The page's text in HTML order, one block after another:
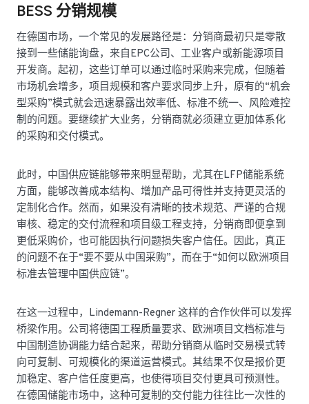
BESS 分销规模
在德国市场，一个常见的发展路径是：分销商最初只是零散
接到一些储能询盘，来自EPC公司、工业客户或新能源项目
开发商。起初，这些订单可以通过临时采购来完成，但随着
市场机会增多，项目规模和客户要求同步上升，原有的“机会
型采购”模式就会迅速暴露出效率低、标准不统一、风险难控
制的问题。要继续扩大业务，分销商就必须建立更加体系化
的采购和交付模式。
此时，中国供应链能够带来明显帮助，尤其在LFP储能系统
方面，能够改善成本结构、增加产品可得性并支持更灵活的
定制化合作。然而，如果没有清晰的技术规范、严谨的合规
审核、稳定的交付流程和项目级工程支持，分销商即便拿到
更低采购价，也可能因执行问题损失客户信任。因此，真正
的问题不在于“要不要从中国采购”，而在于“如何以欧洲项目
标准去管理中国供应链”。
在这一过程中，Lindemann-Regner 这样的合作伙伴可以发挥
桥梁作用。公司将德国工程质量要求、欧洲项目文档标准与
中国制造协调能力结合起来，帮助分销商从临时交易模式转
向可复制、可规模化的渠道运营模式。其结果不仅是报价更
加稳定、客户信任度更高，也使得项目交付更具可预测性。
在德国储能市场中，这种可复制的交付能力往往比一次性的